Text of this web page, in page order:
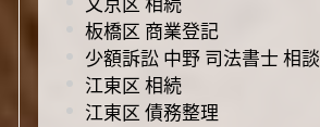
板橋区 商業登記
少額訴訟 中野 司法書士 相談
江東区 相続
江東区 債務整理